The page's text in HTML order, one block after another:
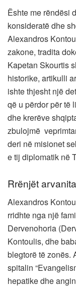
Ështe me rëndësi
konsideratë dhe
Alexandros
zakone, tradita
Kapetan Skourtis
historike, artikulli
ishte thjesht një
që u përdor për të
dhe krerëve
zbulojmë
deri në misionet
e tij diplomatik në
Rrënjët
Alexandros
rridhte nga një
Dervenohoria
Kontoulis, dhe
blegtorë të zonës.
spitalin
hepatike dhe